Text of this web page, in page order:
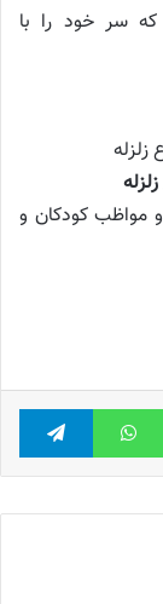
که سر خود را با
و مواظب کودکان و
واتس آپ